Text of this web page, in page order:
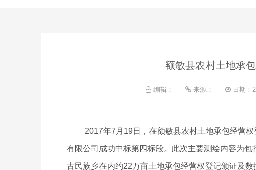
额敏县农村土地承
编辑： 来源： 日期：
2017年7月19日，在额敏县农村土地承包经营
有限公司成功中标第四标段。此次主要测绘内容为
古民族乡在内约22万亩土地承包经营权登记颁证及数